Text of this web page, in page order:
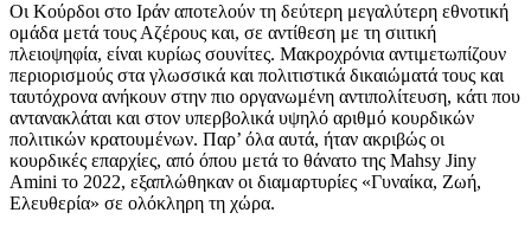
Οι Κούρδοι στο Ιράν αποτελούν τη δεύτερη μεγαλύτερη εθνοτική
ομάδα μετά τους Αζέρους και, σε αντίθεση με τη σιιτική
πλειοψηφία, είναι κυρίως σουνίτες. Μακροχρόνια αντιμετωπίζουν
περιορισμούς στα γλωσσικά και πολιτιστικά δικαιώματά τους και
ταυτόχρονα ανήκουν στην πιο οργανωμένη αντιπολίτευση, κάτι που
αντανακλάται και στον υπερβολικά υψηλό αριθμό κουρδικών
πολιτικών κρατουμένων. Παρ’ όλα αυτά, ήταν ακριβώς οι
κουρδικές επαρχίες, από όπου μετά το θάνατο της Mahsy Jiny
Amini το 2022, εξαπλώθηκαν οι διαμαρτυρίες «Γυναίκα, Ζωή,
Ελευθερία» σε ολόκληρη τη χώρα.